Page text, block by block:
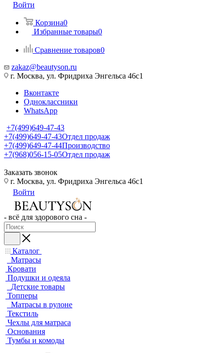
Войти
Корзина0
Избранные товары0
Сравнение товаров0
zakaz@beautyson.ru
г. Москва, ул. Фридриха Энгельса 46с1
Вконтакте
Одноклассники
WhatsApp
+7(499)649-47-43
+7(499)649-47-43Отдел продаж
+7(499)649-47-44Производство
+7(968)056-15-05Отдел продаж
Заказать звонок
г. Москва, ул. Фридриха Энгельса 46с1
Войти
- всё для здорового сна -
Каталог
Матрасы
Кровати
Подушки и одеяла
Детские товары
Топперы
Матрасы в рулоне
Текстиль
Чехлы для матраса
Основания
Тумбы и комоды